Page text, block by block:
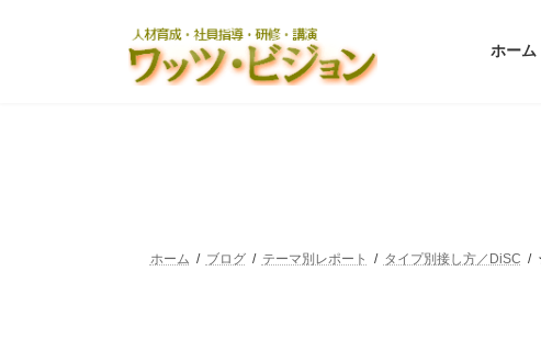
ホーム
ホーム ブログ テーマ別レポート タイプ別接し方／DiSC